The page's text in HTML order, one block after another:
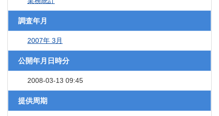
調査年月
2007年 3月
公開年月日時分
2008-03-13 09:45
提供周期